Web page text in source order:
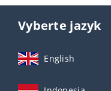
Vyberte jazyk
English